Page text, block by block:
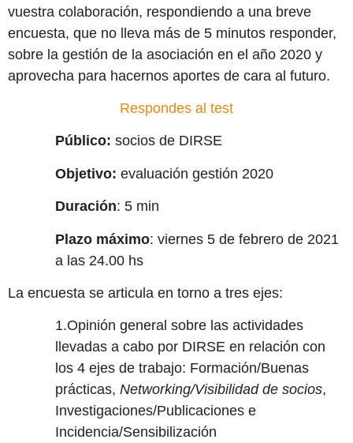
vuestra colaboración, respondiendo a una breve
encuesta, que no lleva más de 5 minutos responder,
sobre la gestión de la asociación en el año 2020 y
aprovecha para hacernos aportes de cara al futuro.
Respondes al test
Público: socios de DIRSE
Objetivo: evaluación gestión 2020
Duración: 5 min
Plazo máximo: viernes 5 de febrero de 2021
a las 24.00 hs
La encuesta se articula en torno a tres ejes:
1.Opinión general sobre las actividades
llevadas a cabo por DIRSE en relación con
los 4 ejes de trabajo: Formación/Buenas
prácticas, Networking/Visibilidad de socios,
Investigaciones/Publicaciones e
Incidencia/Sensibilización